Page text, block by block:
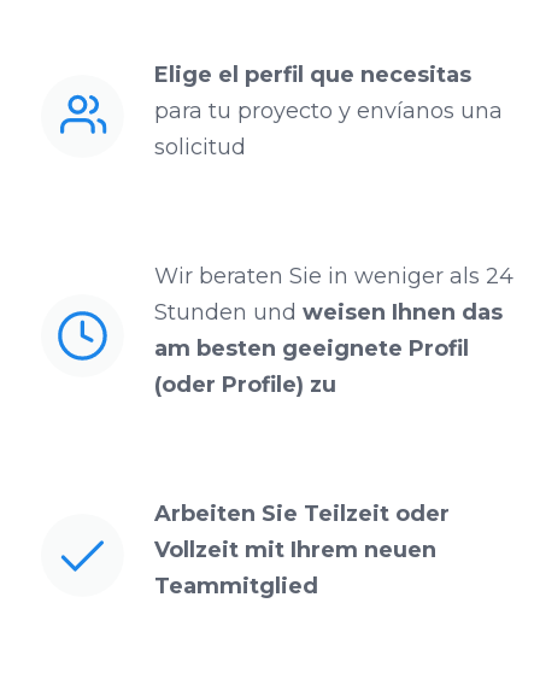
Elige el perfil que necesitas
para tu proyecto y envíanos una
solicitud
Wir beraten Sie in weniger als 24
Stunden und weisen Ihnen das
am besten geeignete Profil
(oder Profile) zu
Arbeiten Sie Teilzeit oder
Vollzeit mit Ihrem neuen
Teammitglied